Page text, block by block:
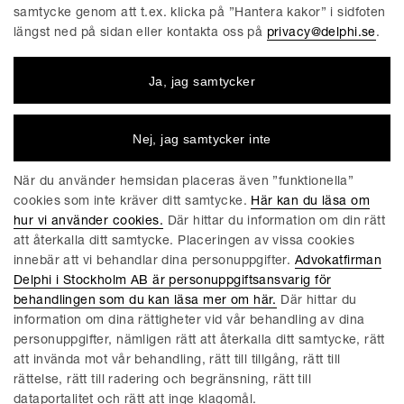
Advokatfirman Delphi är en progressiv affärsjuridisk
advokatbyrå med erkända specialister inom de flesta av
varav ungefär 150 jurister. Våra kontor finns i Stockholm,
ALLMÄNNA VILLKOR FÖR DELPHIS TJÄNSTER
KAKOR
HANTERA KAKOR
INTEGRITETSPOLICY
KONSUMENT
samtycke genom att t.ex. klicka på ”Hantera kakor” i sidfoten
längst ned på sidan eller kontakta oss på privacy@delphi.se.
Ja, jag samtycker
Nej, jag samtycker inte
När du använder hemsidan placeras även ”funktionella”
cookies som inte kräver ditt samtycke. Här kan du läsa om
hur vi använder cookies. Där hittar du information om din rätt
att återkalla ditt samtycke. Placeringen av vissa cookies
innebär att vi behandlar dina personuppgifter. Advokatfirman
Delphi i Stockholm AB är personuppgiftsansvarig för
behandlingen som du kan läsa mer om här. Där hittar du
information om dina rättigheter vid vår behandling av dina
personuppgifter, nämligen rätt att återkalla ditt samtycke, rätt
att invända mot vår behandling, rätt till tillgång, rätt till
rättelse, rätt till radering och begränsning, rätt till
dataportalitet och rätt att inge klagomål.